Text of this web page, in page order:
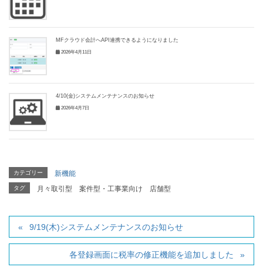
MFクラウド会計へAPI連携できるようになりました
2026年4月11日
4/10(金)システムメンテナンスのお知らせ
2026年4月7日
カテゴリー 新機能
タグ 月々取引型 案件型・工事業向け 店舗型
9/19(木)システムメンテナンスのお知らせ
各登録画面に税率の修正機能を追加しました